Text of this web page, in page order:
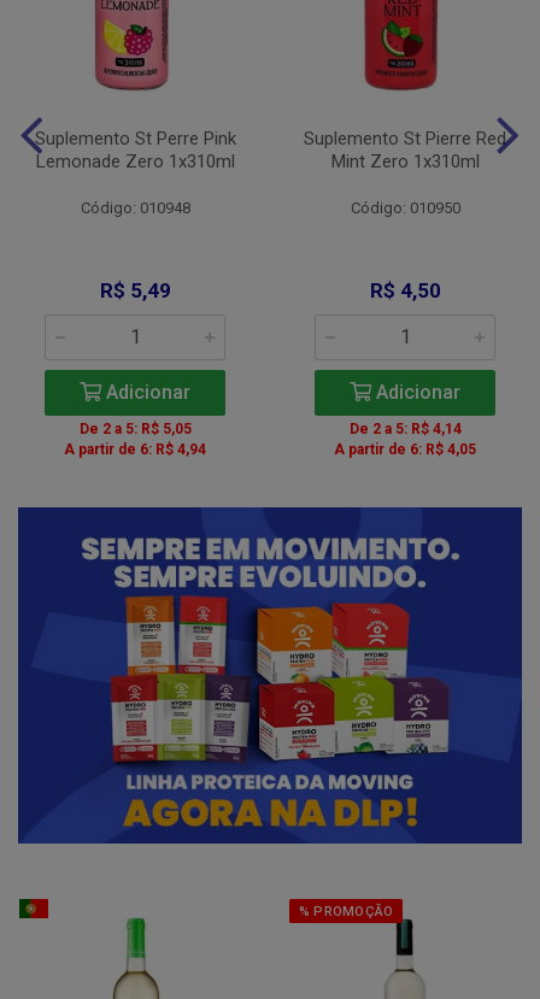
Suplemento St Perre Pink
Lemonade Zero 1x310ml
Código: 010948
R$ 5,49
Adicionar
De 2 a 5: R$ 5,05
A partir de 6: R$ 4,94
Suplemento St Pierre Red
Mint Zero 1x310ml
Código: 010950
R$ 4,50
Adicionar
De 2 a 5: R$ 4,14
A partir de 6: R$ 4,05
% PROMOÇÃO